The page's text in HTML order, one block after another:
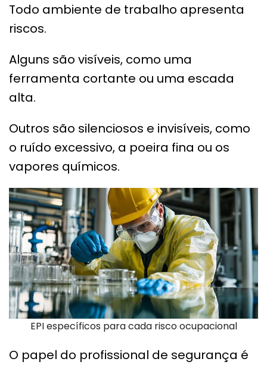
Todo ambiente de trabalho apresenta
riscos.
Alguns são visíveis, como uma
ferramenta cortante ou uma escada
alta.
Outros são silenciosos e invisíveis, como
o ruído excessivo, a poeira fina ou os
vapores químicos.
EPI específicos para cada risco ocupacional
O papel do profissional de segurança é